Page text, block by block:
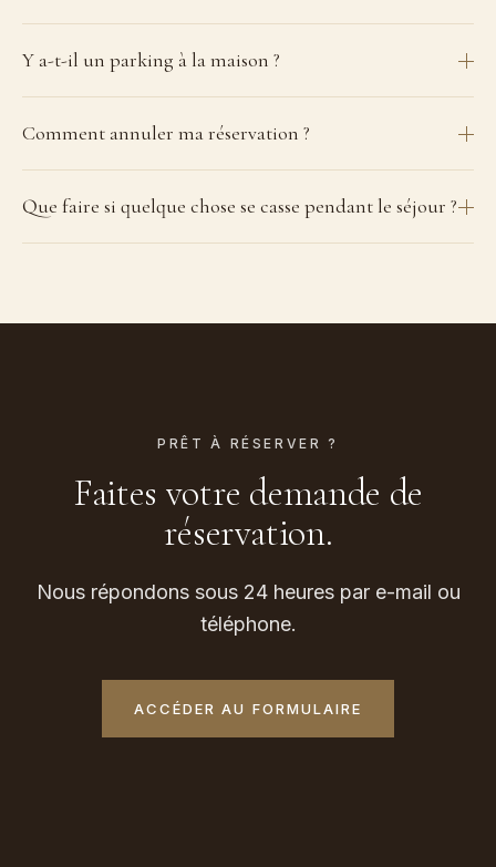
Y a-t-il un parking à la maison ?
Comment annuler ma réservation ?
Que faire si quelque chose se casse pendant le séjour ?
PRÊT À RÉSERVER ?
Faites votre demande de
réservation.
Nous répondons sous 24 heures par e-mail ou
téléphone.
ACCÉDER AU FORMULAIRE